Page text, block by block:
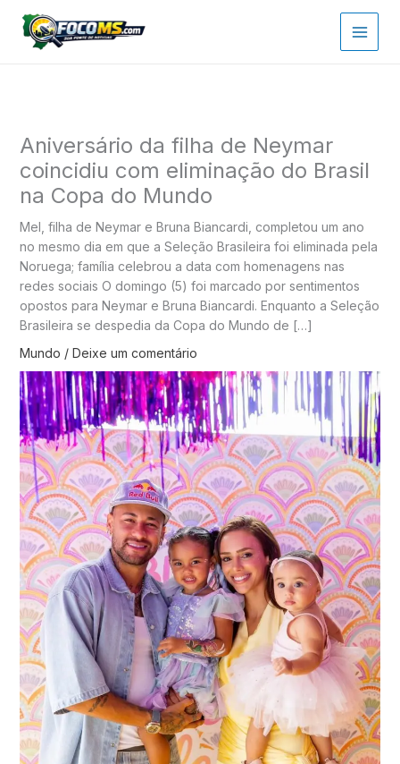
para
Aniversário da filha de Neymar
coincidiu com eliminação do Brasil
na Copa do Mundo
Mel, filha de Neymar e Bruna Biancardi, completou um ano
no mesmo dia em que a Seleção Brasileira foi eliminada pela
Noruega; família celebrou a data com homenagens nas
redes sociais O domingo (5) foi marcado por sentimentos
opostos para Neymar e Bruna Biancardi. Enquanto a Seleção
Brasileira se despedia da Copa do Mundo de […]
Mundo / Deixe um comentário